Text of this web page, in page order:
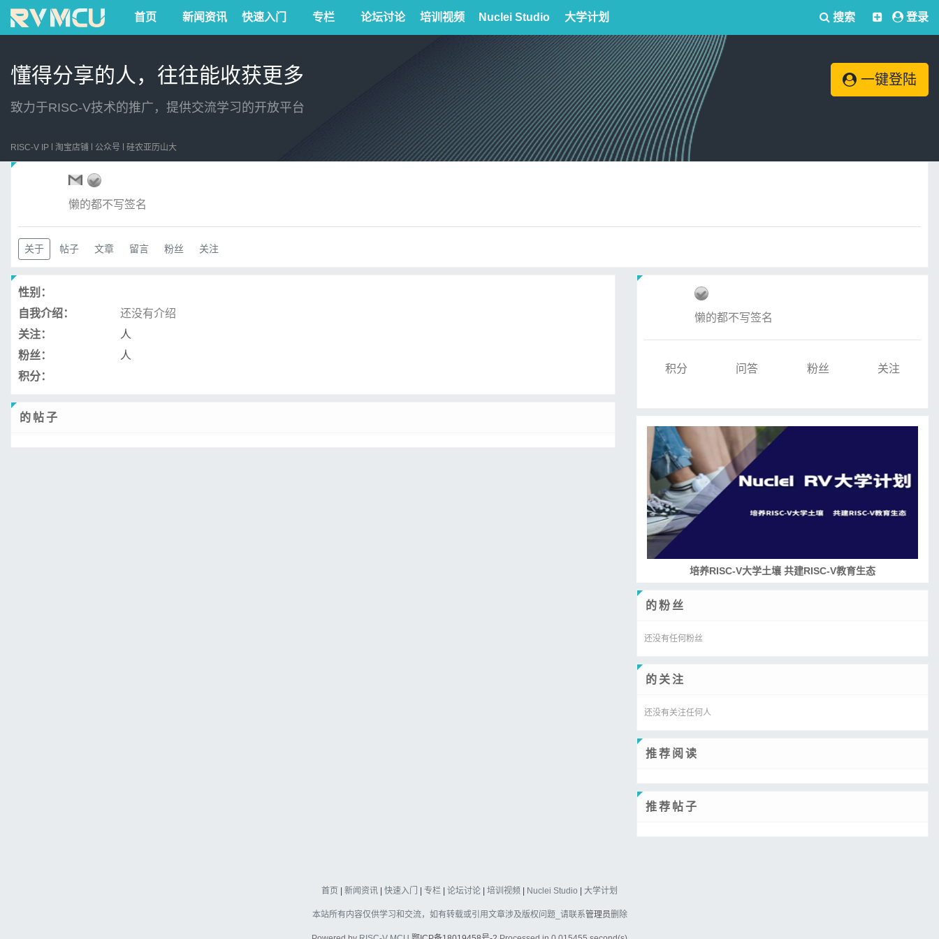
首页 新闻资讯 快速入门 专栏 论坛讨论 培训视频 Nuclei Studio 大学计划 搜索 登录
懂得分享的人，往往能收获更多
致力于RISC-V技术的推广，提供交流学习的开放平台
一键登陆
RISC-V IP 淘宝店铺 公众号 硅农亚历山大
懒的都不写签名
关于 帖子 文章 留言 粉丝 关注
性别：
自我介绍：
还没有介绍
关注：
人
粉丝：
人
积分：
的帖子
懒的都不写签名
积分 问答 粉丝 关注
RISC-V处理器设计系列课程
的粉丝
还没有任何粉丝
的关注
还没有关注任何人
推荐阅读
推荐帖子
首页 新闻资讯 快速入门 专栏 论坛讨论 培训视频 Nuclei Studio 大学计划
本站所有内容仅供学习和交流，如有转载或引用文章涉及版权问题_请联系管理员删除